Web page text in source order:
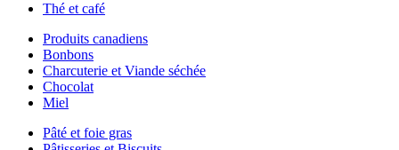
Thé et café
Produits canadiens
Bonbons
Charcuterie et Viande séchée
Chocolat
Miel
Pâté et foie gras